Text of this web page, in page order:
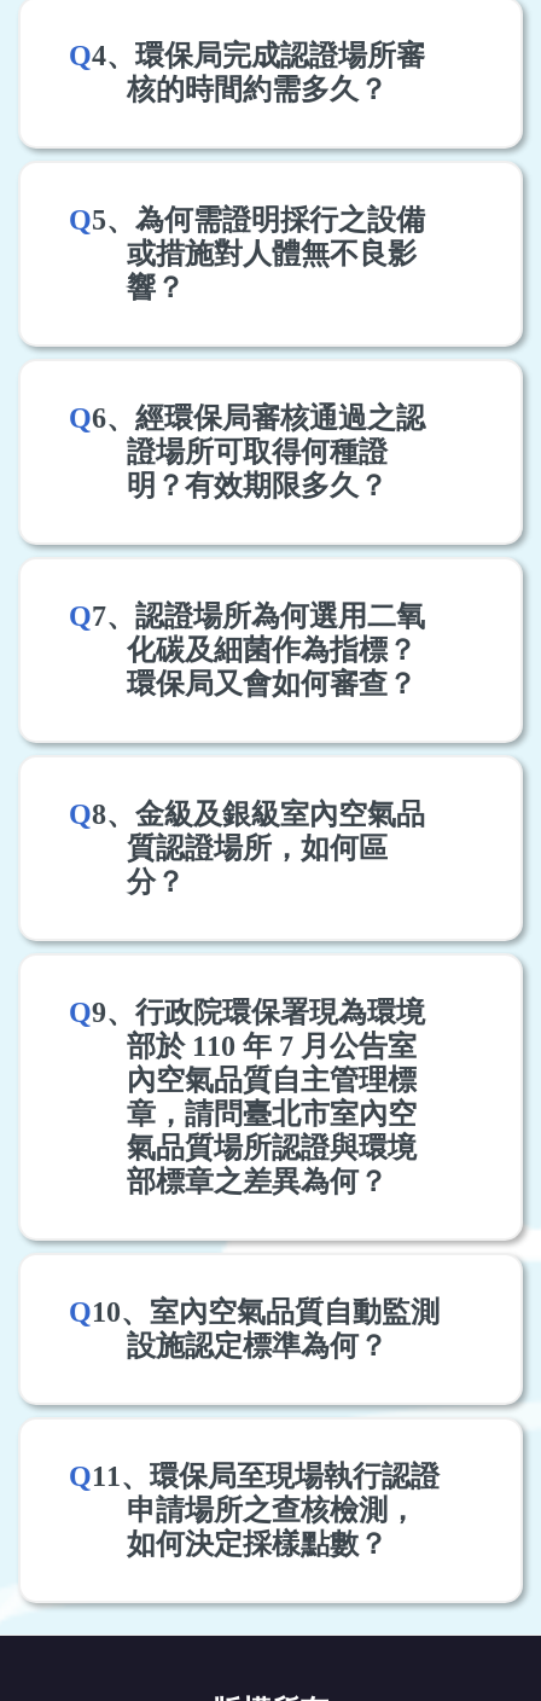
Q4、環保局完成認證場所審
核的時間約需多久？
Q5、為何需證明採行之設備
或措施對人體無不良影
響？
Q6、經環保局審核通過之認
證場所可取得何種證
明？有效期限多久？
Q7、認證場所為何選用二氧
化碳及細菌作為指標？
環保局又會如何審查？
Q8、金級及銀級室內空氣品
質認證場所，如何區
分？
Q9、行政院環保署現為環境
部於 110 年 7 月公告室
內空氣品質自主管理標
章，請問臺北市室內空
氣品質場所認證與環境
部標章之差異為何？
Q10、室內空氣品質自動監測
設施認定標準為何？
Q11、環保局至現場執行認證
申請場所之查核檢測，
如何決定採樣點數？